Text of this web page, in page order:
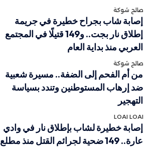
صالح شوكة
إصابة شاب بجراح خطيرة في جريمة
إطلاق نار بجت.. و149 قتيلًا في المجتمع
العربي منذ بداية العام
صالح شوكة
من أم الفحم إلى الضفة.. مسيرة شعبية
ضد إرهاب المستوطنين وتندد بسياسة
التهجير
LOAI LOAI
إصابة خطيرة لشاب بإطلاق نار في وادي
عارة.. 149 ضحية لجرائم القتل منذ مطلع